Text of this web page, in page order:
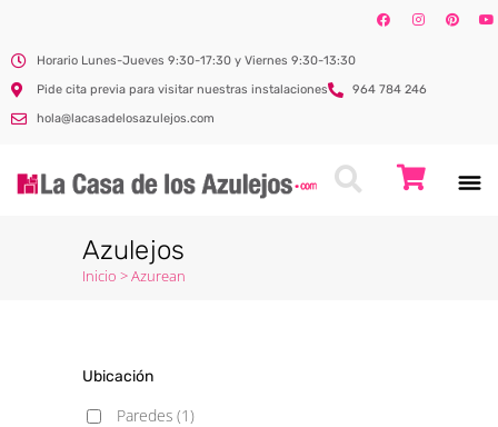
Horario Lunes-Jueves 9:30-17:30 y Viernes 9:30-13:30
Pide cita previa para visitar nuestras instalaciones
964 784 246
hola@lacasadelosazulejos.com
Azulejos
Inicio >Azurean
Ubicación
Paredes (1)